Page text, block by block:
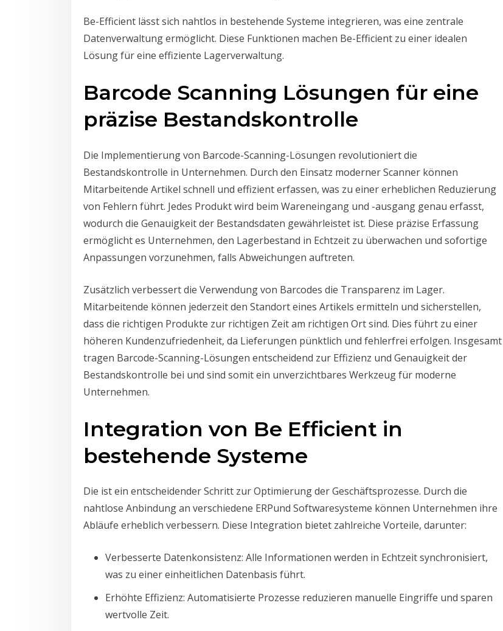
Be-Efficient lässt sich nahtlos in bestehende Systeme integrieren, was eine zentrale
Datenverwaltung ermöglicht. Diese Funktionen machen Be-Efficient zu einer idealen
Lösung für eine effiziente Lagerverwaltung.
Barcode Scanning Lösungen für eine
präzise Bestandskontrolle
Die Implementierung von Barcode-Scanning-Lösungen revolutioniert die
Bestandskontrolle in Unternehmen. Durch den Einsatz moderner Scanner können
Mitarbeitende Artikel schnell und effizient erfassen, was zu einer erheblichen Reduzierung
von Fehlern führt. Jedes Produkt wird beim Wareneingang und -ausgang genau erfasst,
wodurch die Genauigkeit der Bestandsdaten gewährleistet ist. Diese präzise Erfassung
ermöglicht es Unternehmen, den Lagerbestand in Echtzeit zu überwachen und sofortige
Anpassungen vorzunehmen, falls Abweichungen auftreten.
Zusätzlich verbessert die Verwendung von Barcodes die Transparenz im Lager.
Mitarbeitende können jederzeit den Standort eines Artikels ermitteln und sicherstellen,
dass die richtigen Produkte zur richtigen Zeit am richtigen Ort sind. Dies führt zu einer
höheren Kundenzufriedenheit, da Lieferungen pünktlich und fehlerfrei erfolgen. Insgesamt
tragen Barcode-Scanning-Lösungen entscheidend zur Effizienz und Genauigkeit der
Bestandskontrolle bei und sind somit ein unverzichtbares Werkzeug für moderne
Unternehmen.
Integration von Be Efficient in
bestehende Systeme
Die ist ein entscheidender Schritt zur Optimierung der Geschäftsprozesse. Durch die
nahtlose Anbindung an verschiedene ERPund Softwaresysteme können Unternehmen ihre
Abläufe erheblich verbessern. Diese Integration bietet zahlreiche Vorteile, darunter:
Verbesserte Datenkonsistenz: Alle Informationen werden in Echtzeit synchronisiert,
was zu einer einheitlichen Datenbasis führt.
Erhöhte Effizienz: Automatisierte Prozesse reduzieren manuelle Eingriffe und sparen
wertvolle Zeit.